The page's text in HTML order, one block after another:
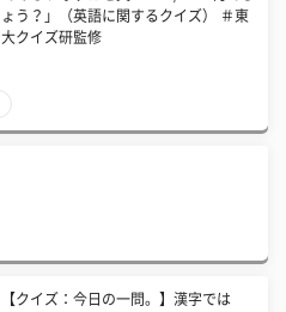
ょう？」（英語に関するクイズ） ＃東
大クイズ研監修
【クイズ：今日の一問。】漢字では